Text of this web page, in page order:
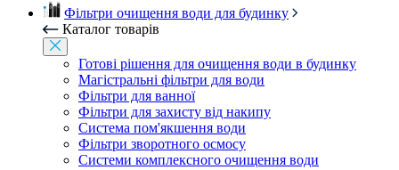
Фільтри очищення води для будинку
Каталог товарів
Готові рішення для очищення води в будинку
Магістральні фільтри для води
Фільтри для ванної
Фільтри для захисту від накипу
Система пом'якшення води
Фільтри зворотного осмосу
Системи комплексного очищення води